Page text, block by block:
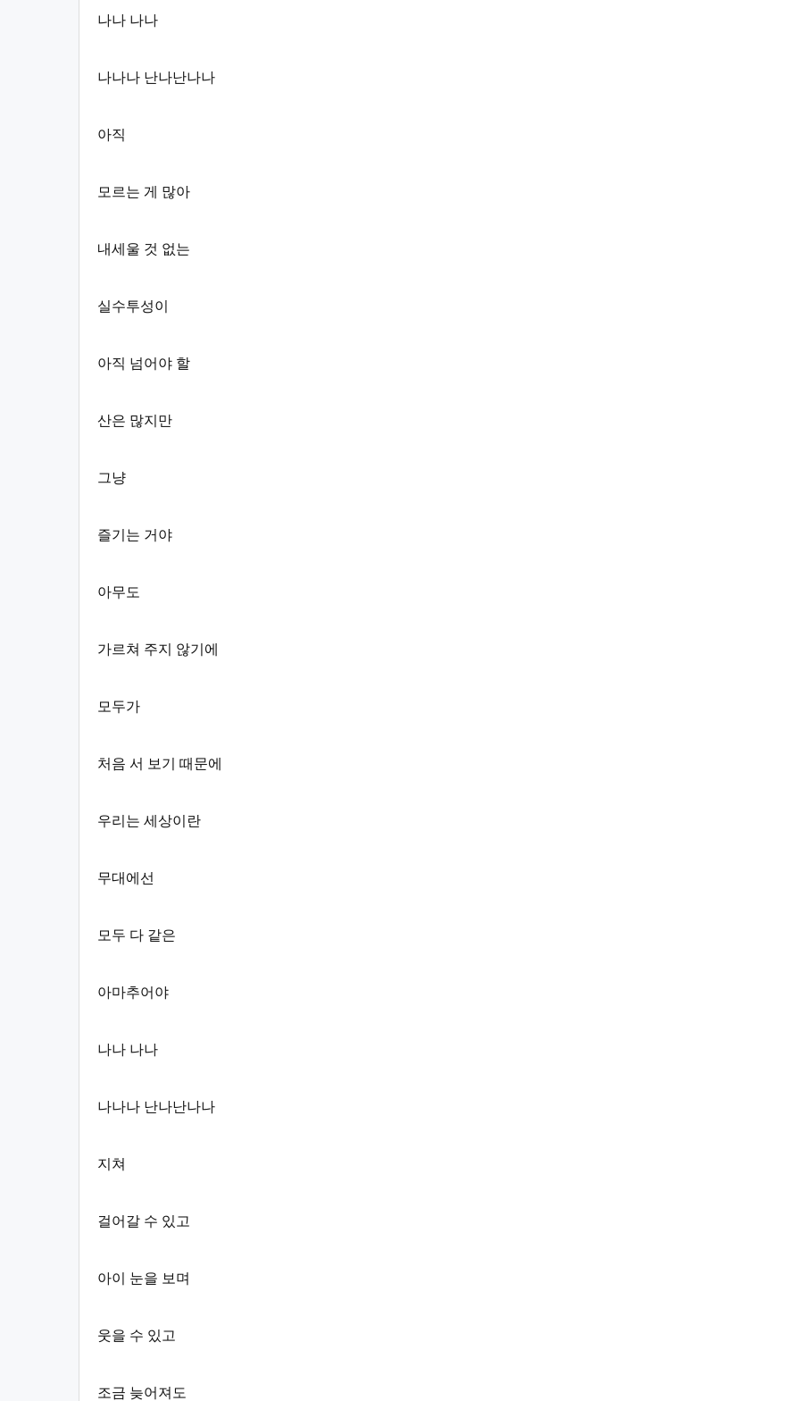
나나 나나
나나나 난나난나나
아직
모르는 게 많아
내세울 것 없는
실수투성이
아직 넘어야 할
산은 많지만
그냥
즐기는 거야
아무도
가르쳐 주지 않기에
모두가
처음 서 보기 때문에
우리는 세상이란
무대에선
모두 다 같은
아마추어야
나나 나나
나나나 난나난나나
지쳐
걸어갈 수 있고
아이 눈을 보며
웃을 수 있고
조금 늦어져도